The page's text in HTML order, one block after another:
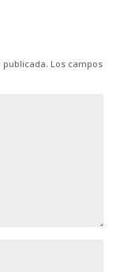
publicada. Los campos